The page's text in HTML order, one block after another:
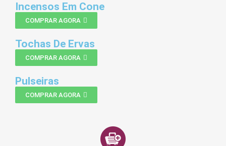
Incensos Em Cone
COMPRAR AGORA
Tochas De Ervas
COMPRAR AGORA
Pulseiras
COMPRAR AGORA